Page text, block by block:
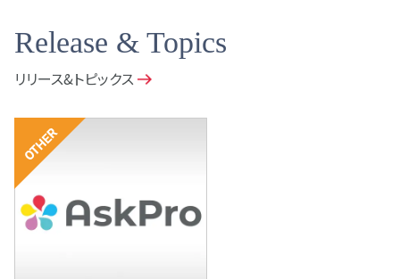
Release & Topics
リリース&トピックス
その他